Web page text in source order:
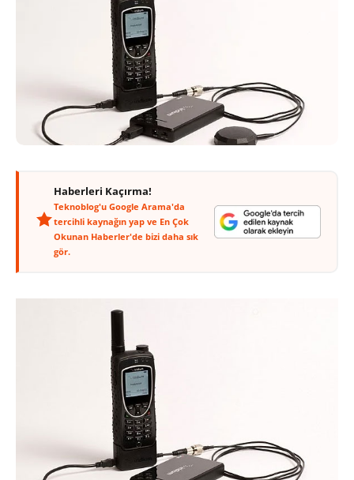
Haberleri Kaçırma!
Teknoblog'u Google Arama'da
tercihli kaynağın yap ve En Çok
Okunan Haberler'de bizi daha sık
gör.